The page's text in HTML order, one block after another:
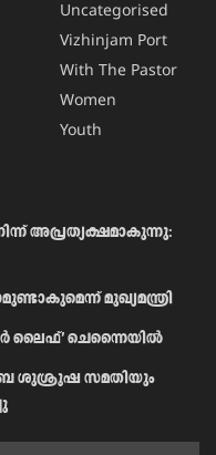
Uncategorised
Vizhinjam Port
With The Pastor
Women
Youth
അപ്രത്യക്ഷമാകുന്നു:
മുഖ്യമന്ത്രി
ലൈഫ്’ ചെന്നൈയിൽ
ശുശ്രൂഷ സമതിയും